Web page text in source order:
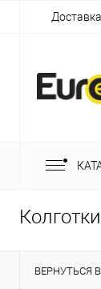
Доставка
ВЕРНУТЬСЯ